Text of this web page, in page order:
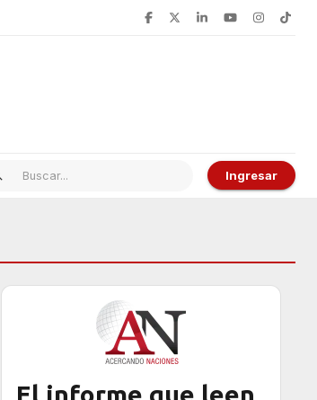
Ingresar
El informe que leen